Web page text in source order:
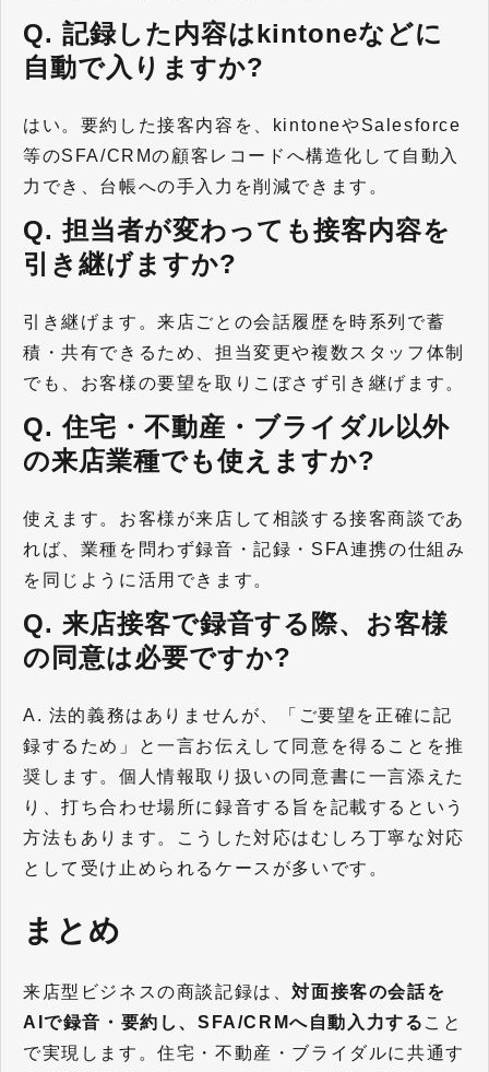
Q. 記録した内容はkintoneなどに
自動で入りますか?
はい。要約した接客内容を、kintoneやSalesforce
等のSFA/CRMの顧客レコードへ構造化して自動入
力でき、台帳への手入力を削減できます。
Q. 担当者が変わっても接客内容を
引き継げますか?
引き継げます。来店ごとの会話履歴を時系列で蓄
積・共有できるため、担当変更や複数スタッフ体制
でも、お客様の要望を取りこぼさず引き継げます。
Q. 住宅・不動産・ブライダル以外
の来店業種でも使えますか?
使えます。お客様が来店して相談する接客商談であ
れば、業種を問わず録音・記録・SFA連携の仕組み
を同じように活用できます。
Q. 来店接客で録音する際、お客様
の同意は必要ですか?
A. 法的義務はありませんが、「ご要望を正確に記
録するため」と一言お伝えして同意を得ることを推
奨します。個人情報取り扱いの同意書に一言添えた
り、打ち合わせ場所に録音する旨を記載するという
方法もあります。こうした対応はむしろ丁寧な対応
として受け止められるケースが多いです。
まとめ
来店型ビジネスの商談記録は、対面接客の会話を
AIで録音・要約し、SFA/CRMへ自動入力する こと
で実現します。住宅・不動産・ブライダルに共通す